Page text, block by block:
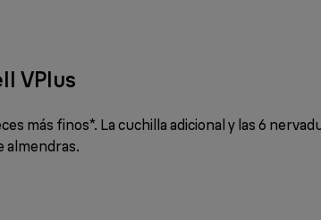
VPlus
más finos*. La cuchilla adicional y las 6
almendras.